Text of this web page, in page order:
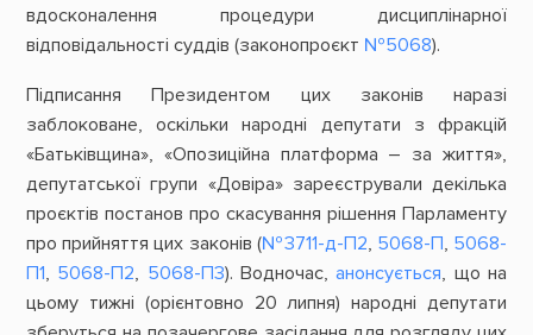
вдосконалення процедури дисциплінарної
відповідальності суддів (законопроєкт №5068).
Підписання Президентом цих законів наразі
заблоковане, оскільки народні депутати з фракцій
«Батьківщина», «Опозиційна платформа – за життя»,
депутатської групи «Довіра» зареєстрували декілька
проєктів постанов про скасування рішення Парламенту
про прийняття цих законів (№3711-д-П2, 5068-П, 5068-
П1, 5068-П2, 5068-П3). Водночас,анонсується, що на
цьому тижні (орієнтовно 20 липня) народні депутати